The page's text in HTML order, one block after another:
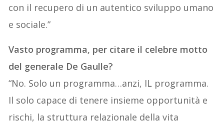
con il recupero di un autentico sviluppo umano
e sociale.”
Vasto programma, per citare il celebre motto
del generale De Gaulle?
“No. Solo un programma…anzi, IL programma.
Il solo capace di tenere insieme opportunità e
rischi, la struttura relazionale della vita